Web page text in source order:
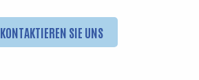
KONTAKTIEREN SIE UNS